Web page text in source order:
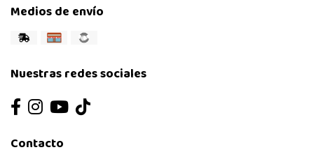
Medios de envío
Nuestras redes sociales
Contacto